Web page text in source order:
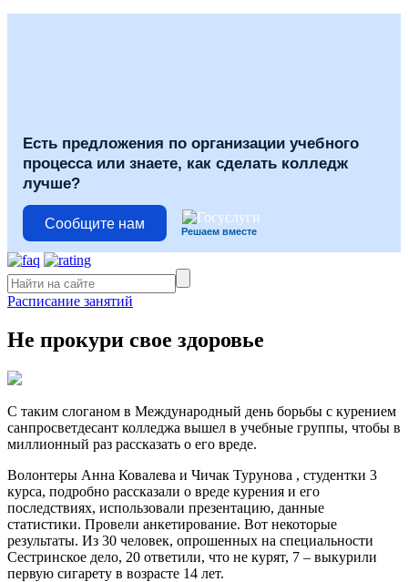
Есть предложения по организации учебного
процесса или знаете, как сделать колледж
лучше?
Сообщите нам Решаем вместе
Расписание занятий
Не прокури свое здоровье
С таким слоганом в Международный день борьбы с курением
санпросветдесант колледжа вышел в учебные группы, чтобы в
миллионный раз рассказать о его вреде.
Волонтеры Анна Ковалева и Чичак Турунова , студентки 3
курса, подробно рассказали о вреде курения и его
последствиях, использовали презентацию, данные
статистики. Провели анкетирование. Вот некоторые
результаты. Из 30 человек, опрошенных на специальности
Сестринское дело, 20 ответили, что не курят, 7 – выкурили
первую сигарету в возрасте 14 лет.